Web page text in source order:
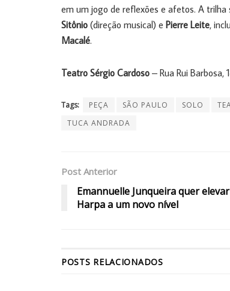
em um jogo de reflexões e afetos. A trilha
Sitônio (direção musical) e Pierre Leite,
Macalé.
Teatro Sérgio Cardoso – Rua Rui Barbosa,
Tags: PEÇA SÃO PAULO SOLO
TUCA ANDRADA
Post Anterior
Emannuelle Junqueira quer
Harpa a um novo nível
POSTS RELACIONADOS